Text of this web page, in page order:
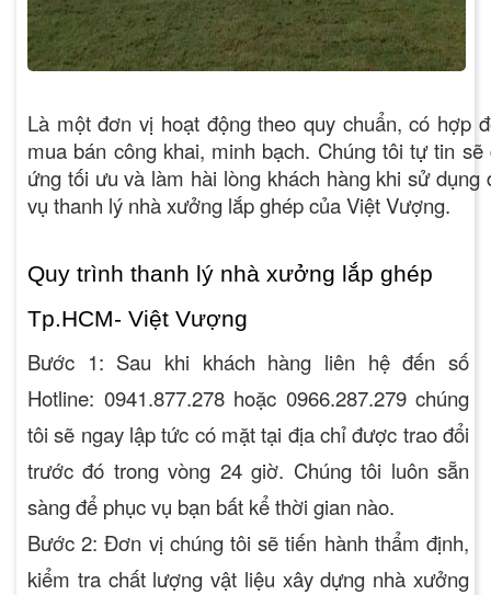
Là một đơn vị hoạt động theo quy chuẩn, có hợp
mua bán công khai, minh bạch. Chúng tôi tự tin sẽ
ứng tối ưu và làm hài lòng khách hàng khi sử dụng
vụ thanh lý nhà xưởng lắp ghépcủa Việt Vượng.
Quy trình thanh lý nhà xưởng lắp ghép
Tp.HCM- Việt Vượng
Bước 1: Sau khi khách hàng liên hệ đến số
Hotline: 0941.877.278hoặc 0966.287.279chúng
tôi sẽ ngay lập tức có mặt tại địa chỉ được trao đổi
trước đó trong vòng 24 giờ. Chúng tôi luôn sẵn
sàng để phục vụ bạn bất kể thời gian nào.
Bước 2: Đơn vị chúng tôi sẽ tiến hành thẩm định,
kiểm tra chất lượng vật liệu xây dựng nhà xưởng